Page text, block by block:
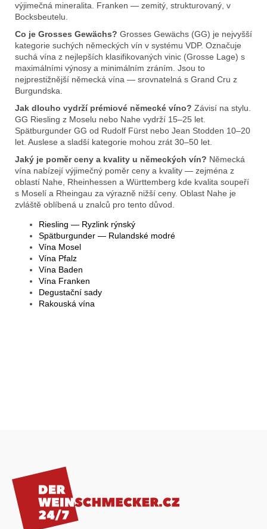
výjimečná mineralita. Franken — zemitý, strukturovaný, v
Bocksbeutelu.
Co je Grosses Gewächs? Grosses Gewächs (GG) je nejvyšší
kategorie suchých německých vín v systému VDP. Označuje
suchá vína z nejlepších klasifikovaných vinic (Grosse Lage) s
maximálními výnosy a minimálním zráním. Jsou to
nejprestižnější německá vína — srovnatelná s Grand Cru z
Burgundska.
Jak dlouho vydrží prémiové německé víno? Závisí na stylu.
GG Riesling z Moselu nebo Nahe vydrží 15–25 let.
Spätburgunder GG od Rudolf Fürst nebo Jean Stodden 10–20
let. Auslese a sladší kategorie mohou zrát 30–50 let.
Jaký je poměr ceny a kvality u německých vín? Německá
vína nabízejí výjimečný poměr ceny a kvality — zejména z
oblastí Nahe, Rheinhessen a Württemberg kde kvalita soupeří
s Moselí a Rheingau za výrazně nižší ceny. Oblast Nahe je
zvláště oblíbená u znalců pro tento důvod.
Riesling — Ryzlink rýnský
Spätburgunder — Rulandské modré
Vína Mosel
Vína Pfalz
Vína Baden
Vína Franken
Degustační sady
Rakouská vína